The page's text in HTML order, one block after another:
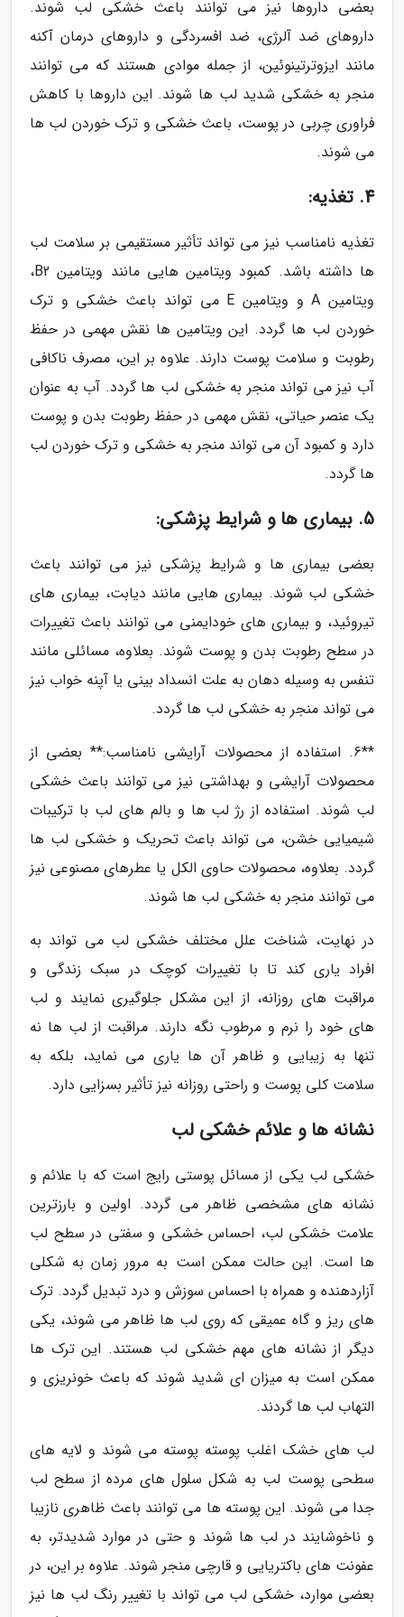
بعضی داروها نیز می توانند باعث خشکی لب شوند.
داروهای ضد آلرژی، ضد افسردگی و داروهای درمان آکنه
مانند ایزوترتینوئین، از جمله موادی هستند که می توانند
منجر به خشکی شدید لب ها شوند. این داروها با کاهش
فراوری چربی در پوست، باعث خشکی و ترک خوردن لب ها
می شوند.
4. تغذیه:
تغذیه نامناسب نیز می تواند تأثیر مستقیمی بر سلامت لب
ها داشته باشد. کمبود ویتامین هایی مانند ویتامین B2،
ویتامین A و ویتامین E می تواند باعث خشکی و ترک
خوردن لب ها گردد. این ویتامین ها نقش مهمی در حفظ
رطوبت و سلامت پوست دارند. علاوه بر این، مصرف ناکافی
آب نیز می تواند منجر به خشکی لب ها گردد. آب به عنوان
یک عنصر حیاتی، نقش مهمی در حفظ رطوبت بدن و پوست
دارد و کمبود آن می تواند منجر به خشکی و ترک خوردن لب
ها گردد.
5. بیماری ها و شرایط پزشکی:
بعضی بیماری ها و شرایط پزشکی نیز می توانند باعث
خشکی لب شوند. بیماری هایی مانند دیابت، بیماری های
تیروئید، و بیماری های خودایمنی می توانند باعث تغییرات
در سطح رطوبت بدن و پوست شوند. بعلاوه، مسائلی مانند
تنفس به وسیله دهان به علت انسداد بینی یا آپنه خواب نیز
می تواند منجر به خشکی لب ها گردد.
**6. استفاده از محصولات آرایشی نامناسب:** بعضی از
محصولات آرایشی و بهداشتی نیز می توانند باعث خشکی
لب شوند. استفاده از رژ لب ها و بالم های لب با ترکیبات
شیمیایی خشن، می تواند باعث تحریک و خشکی لب ها
گردد. بعلاوه، محصولات حاوی الکل یا عطرهای مصنوعی نیز
می توانند منجر به خشکی لب ها شوند.
در نهایت، شناخت علل مختلف خشکی لب می تواند به
افراد یاری کند تا با تغییرات کوچک در سبک زندگی و
مراقبت های روزانه، از این مشکل جلوگیری نمایند و لب
های خود را نرم و مرطوب نگه دارند. مراقبت از لب ها نه
تنها به زیبایی و ظاهر آن ها یاری می نماید، بلکه به
سلامت کلی پوست و راحتی روزانه نیز تأثیر بسزایی دارد.
نشانه ها و علائم خشکی لب
خشکی لب یکی از مسائل پوستی رایج است که با علائم و
نشانه های مشخصی ظاهر می گردد. اولین و بارزترین
علامت خشکی لب، احساس خشکی و سفتی در سطح لب
ها است. این حالت ممکن است به مرور زمان به شکلی
آزاردهنده و همراه با احساس سوزش و درد تبدیل گردد. ترک
های ریز و گاه عمیقی که روی لب ها ظاهر می شوند، یکی
دیگر از نشانه های مهم خشکی لب هستند. این ترک ها
ممکن است به میزان ای شدید شوند که باعث خونریزی و
التهاب لب ها گردند.
لب های خشک اغلب پوسته پوسته می شوند و لایه های
سطحی پوست لب به شکل سلول های مرده از سطح لب
جدا می شوند. این پوسته ها می توانند باعث ظاهری نازیبا
و ناخوشایند در لب ها شوند و حتی در موارد شدیدتر، به
عفونت های باکتریایی و قارچی منجر شوند. علاوه بر این، در
بعضی موارد، خشکی لب می تواند با تغییر رنگ لب ها نیز